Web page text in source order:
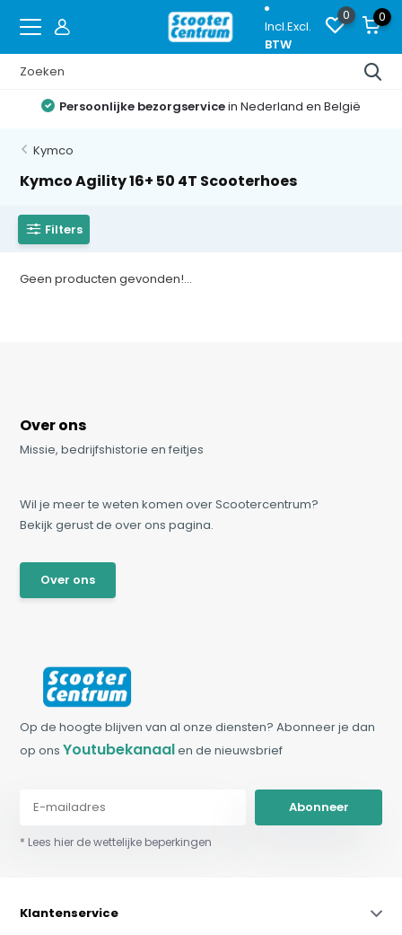
Incl.Excl.
BTW
0 0
Persoonlijke bezorgservicein Nederland en België
Kymco
Kymco Agility 16+ 50 4T Scooterhoes
Filters
Geen producten gevonden!...
Over ons
Missie, bedrijfshistorie en feitjes
Wil je meer te weten komen over Scootercentrum?
Bekijk gerust de over ons pagina.
Over ons
Op de hoogte blijven van al onze diensten? Abonneer je dan
op onsYoutubekanaalen de nieuwsbrief
Abonneer
* Lees hier de wettelijke beperkingen
Klantenservice